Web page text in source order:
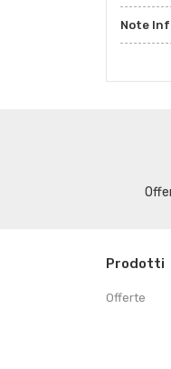
Note
Prodotti
Offerte